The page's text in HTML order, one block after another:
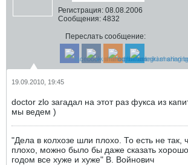
Регистрация: 08.08.2006
Сообщения: 4832
Переслать сообщение:
19.09.2010, 19:45
doctor zlo загадал на этот раз фукса из
мы ведем )
"Дела в колхозе шли плохо. То есть не так,
плохо, можно было бы даже сказать
годом все хуже и хуже" В. Войнович